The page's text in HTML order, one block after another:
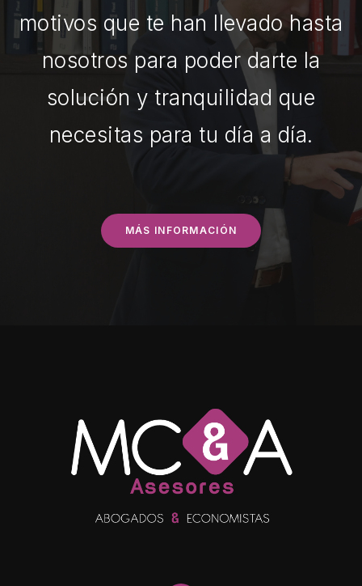
motivos que te han llevado hasta
nosotros para poder darte la
solución y tranquilidad que
necesitas para tu día a día.
MÁS INFORMACIÓN